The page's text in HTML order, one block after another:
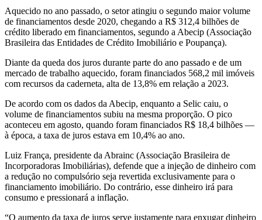
Aquecido no ano passado, o setor atingiu o segundo maior volume
de financiamentos desde 2020, chegando a R$ 312,4 bilhões de
crédito liberado em financiamentos, segundo a Abecip (Associação
Brasileira das Entidades de Crédito Imobiliário e Poupança).
Diante da queda dos juros durante parte do ano passado e de um
mercado de trabalho aquecido, foram financiados 568,2 mil imóveis
com recursos da caderneta, alta de 13,8% em relação a 2023.
De acordo com os dados da Abecip, enquanto a Selic caiu, o
volume de financiamentos subiu na mesma proporção. O pico
aconteceu em agosto, quando foram financiados R$ 18,4 bilhões —
à época, a taxa de juros estava em 10,4% ao ano.
Luiz França, presidente da Abrainc (Associação Brasileira de
Incorporadoras Imobiliárias), defende que a injeção de dinheiro com
a redução no compulsório seja revertida exclusivamente para o
financiamento imobiliário. Do contrário, esse dinheiro irá para
consumo e pressionará a inflação.
“O aumento da taxa de juros serve justamente para enxugar dinheiro